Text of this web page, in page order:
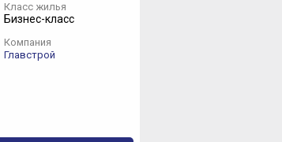
Класс жилья
Бизнес-класс
Компания
Главстрой